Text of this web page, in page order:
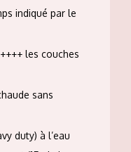
indiqué par le
les couches
sans
duty) à l’eau